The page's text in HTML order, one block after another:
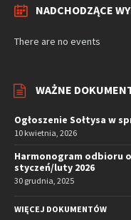
NADCHODZĄCE
There are no events
WAŻNE
Ogłoszenie Sołtysa w
10 kwietnia, 2026
Harmonogram odbioru
styczeń/luty 2026
30 grudnia, 2025
WIĘCEJ DOKUMENTÓW